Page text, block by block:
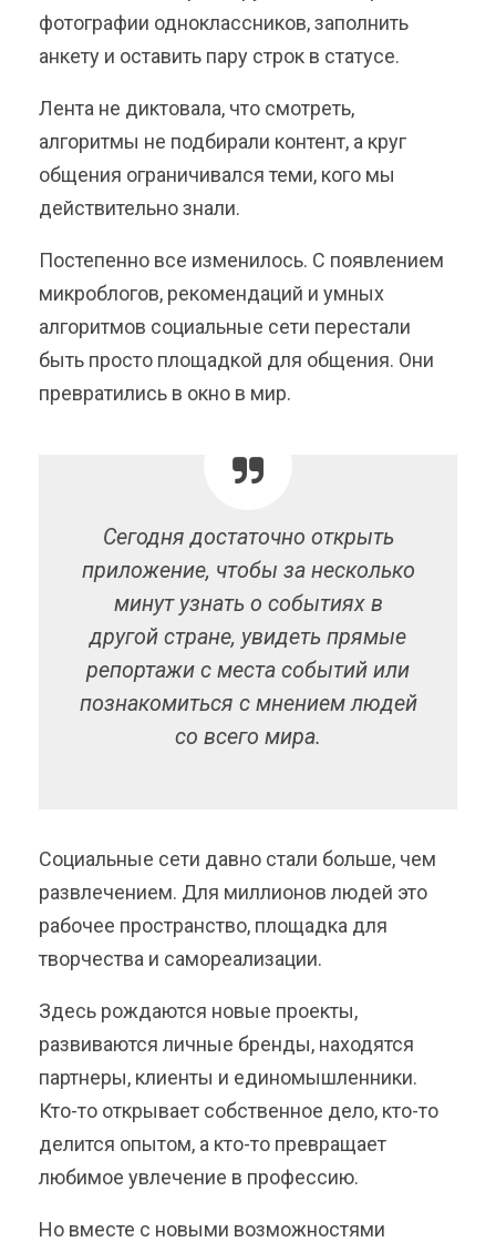
фотографии одноклассников, заполнить
анкету и оставить пару строк в статусе.
Лента не диктовала, что смотреть,
алгоритмы не подбирали контент, а круг
общения ограничивался теми, кого мы
действительно знали.
Постепенно все изменилось. С появлением
микроблогов, рекомендаций и умных
алгоритмов социальные сети перестали
быть просто площадкой для общения. Они
превратились в окно в мир.
Сегодня достаточно открыть
приложение, чтобы за несколько
минут узнать о событиях в
другой стране, увидеть прямые
репортажи с места событий или
познакомиться с мнением людей
со всего мира.
Социальные сети давно стали больше, чем
развлечением. Для миллионов людей это
рабочее пространство, площадка для
творчества и самореализации.
Здесь рождаются новые проекты,
развиваются личные бренды, находятся
партнеры, клиенты и единомышленники.
Кто-то открывает собственное дело, кто-то
делится опытом, а кто-то превращает
любимое увлечение в профессию.
Но вместе с новыми возможностями